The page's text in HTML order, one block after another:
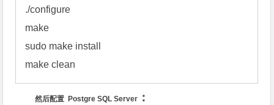
./configure
make
sudo make install
make clean
然后配置 Postgre SQL Server ：